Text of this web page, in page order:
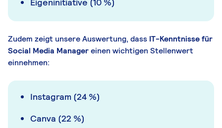
Zudem zeigt unsere Auswertung, dass IT-Kenntnisse für
Social Media Managereinen wichtigen Stellenwert
einnehmen:
Instagram (24 %)
Canva (22 %)